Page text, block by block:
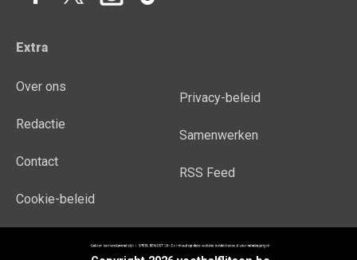
Extra
Over ons
Redactie
Contact
Cookie-beleid
Privacy-beleid
Samenwerken
RSS Feed